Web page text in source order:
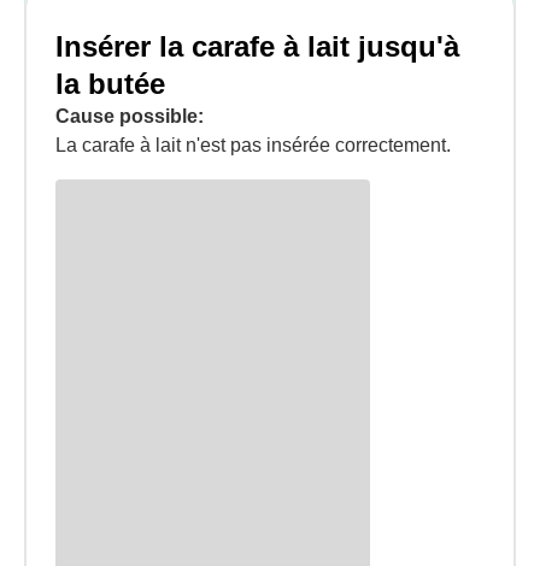
Insérer la carafe à lait jusqu'à
la butée
Cause possible:
La carafe à lait n'est pas insérée correctement.